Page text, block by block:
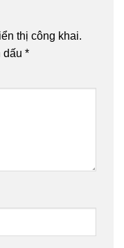
thị công khai.
dấu *